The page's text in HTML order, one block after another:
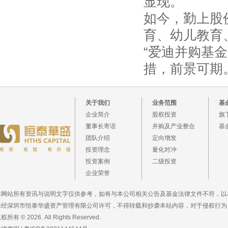
如今，勤上股
育、幼儿教育
“爱迪并购基
措，前景可期
关于我们
企业简介
董事长寄语
团队介绍
投资理念
投资案例
企业荣誉
业务范围
股权投资
并购及产业整合
定向增发
量化对冲
二级投资
基
旗
基
站所有资讯与说明文字仅供参考，如有与本公司相关公告及基金法律文件不符，
深圳市恒泰华盛资产管理有限公司许可，不得转载和抄袭本站内容，对于侵权行
权所有 © 2026. All Rights Reserved.